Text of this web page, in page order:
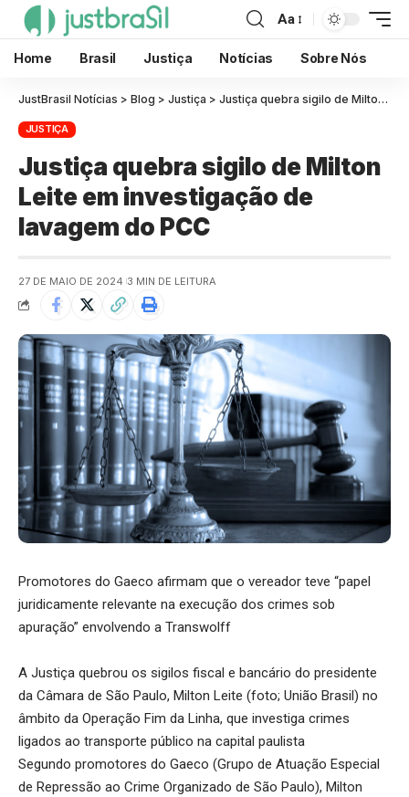
Aa
Home Brasil Justiça Notícias Sobre Nós
JustBrasil Notícias > Blog > Justiça > Justiça quebra sigilo de Milton Leite em investigação de lavagem do PCC
JUSTIÇA
Justiça quebra sigilo de Milton
Leite em investigação de
lavagem do PCC
27 DE MAIO DE 2024 3 MIN DE LEITURA
Promotores do Gaeco afirmam que o vereador teve “papel
juridicamente relevante na execução dos crimes sob
apuração” envolvendo a Transwolff
A Justiça quebrou os sigilos fiscal e bancário do presidente
da Câmara de São Paulo, Milton Leite (foto; União Brasil) no
âmbito da Operação Fim da Linha, que investiga crimes
ligados ao transporte público na capital paulista
Segundo promotores do Gaeco (Grupo de Atuação Especial
de Repressão ao Crime Organizado de São Paulo), Milton